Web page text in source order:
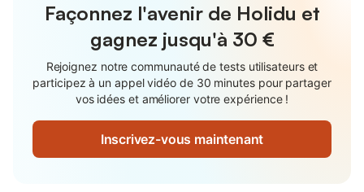
Façonnez l'avenir de Holidu et
gagnez jusqu'à 30 €
Rejoignez notre communauté de tests utilisateurs et
participez à un appel vidéo de 30 minutes pour partager
vos idées et améliorer votre expérience !
Inscrivez-vous maintenant